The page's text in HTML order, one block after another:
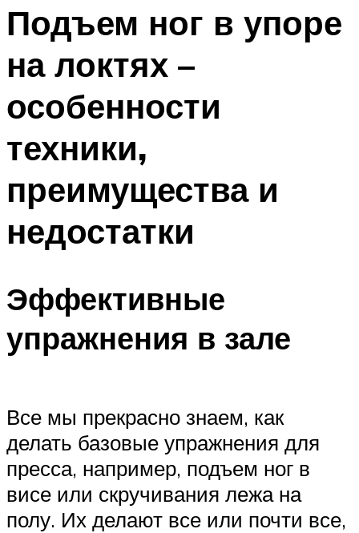
ВЕЛОСИПЕД
ПОХУДЕНИЕ
МЕНЮ
Подъем ног в упоре
на локтях –
особенности
техники,
преимущества и
недостатки
Эффективные
упражнения в зале
Все мы прекрасно знаем, как
делать базовые упражнения для
пресса, например, подъем ног в
висе или скручивания лежа на
полу. Их делают все или почти все,